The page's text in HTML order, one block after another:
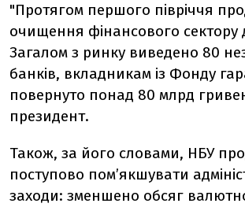
"Протягом першого півріччя
очищення фінансового сектору
Загалом з ринку виведено 80
банків, вкладникам із Фонду
повернуто понад 80 млрд
президент.
Також, за його словами, НБУ
поступово пом’якшувати
заходи: зменшено обсяг